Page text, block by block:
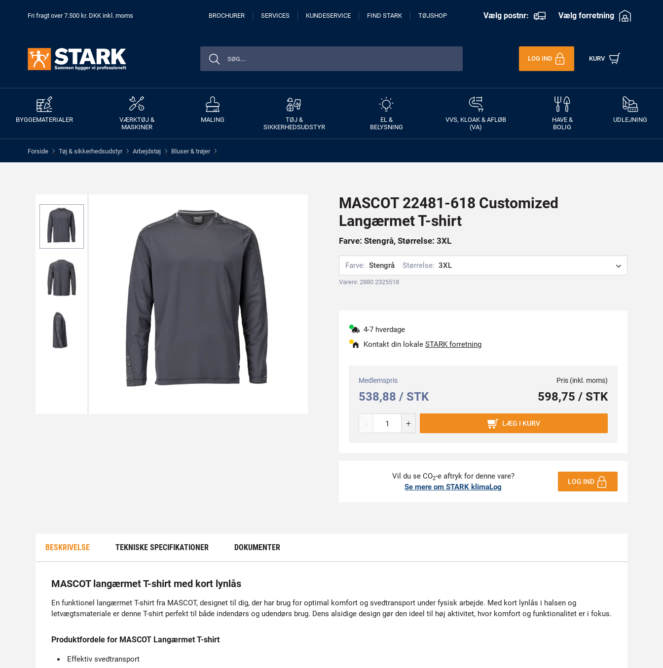
Fri fragt over 7.500 kr. DKK inkl. moms BROCHURER SERVICES KUNDESERVICE FIND STARK TØJSHOP Vælg postnr: Vælg forretning
LOG IND KURV
BYGGEMATERIALER
VÆRKTØJ &
MASKINER
MALING
TØJ &
SIKKERHEDSUDSTYR
EL &
BELYSNING
VVS, KLOAK & AFLØB
(VA)
HAVE &
BOLIG
UDLEJNING
Forside > Tøj & sikkerhedsudstyr > Arbejdstøj > Bluser & trøjer >
MASCOT 22481-618 Customized
Langærmet T-shirt
Farve: Stengrå, Størrelse: 3XL
Farve: Stengrå Størrelse: 3XL
Varenr. 2880 2325518
4-7 hverdage
Kontakt din lokale STARK forretning
Medlemspris
538,88 / STK
Pris (inkl. moms)
598,75 / STK
- + LÆG I KURV
Vil du se CO2-e aftryk for denne vare?
Se mere om STARK klimaLog
LOG IND
BESKRIVELSE TEKNISKE SPECIFIKATIONER DOKUMENTER
MASCOT langærmet T-shirt med kort lynlås
En funktionel langærmet T-shirt fra MASCOT, designet til dig, der har brug for optimal komfort og svedtransport under fysisk arbejde. Med kort lynlås i halsen og
letvægtsmateriale er denne T-shirt perfekt til både indendørs og udendørs brug. Dens alsidige design gør den ideel til høj aktivitet, hvor komfort og funktionalitet er i fokus.
Produktfordele for MASCOT Langærmet T-shirt
Effektiv svedtransport